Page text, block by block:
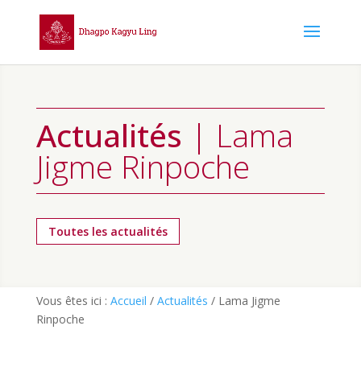
Actualités | Lama
Jigme Rinpoche
Toutes les actualités
Vous êtes ici : Accueil / Actualités / Lama Jigme
Rinpoche